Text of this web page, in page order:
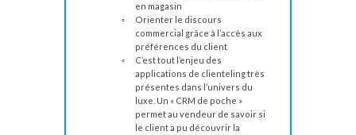
en magasin
Orienter le discours
commercial grâce à l’accès aux
préférences du client
C’est tout l’enjeu des
applications de clienteling très
présentes dans l’univers du
luxe. Un « CRM de poche »
permet au vendeur de savoir si
le client a pu découvrir la